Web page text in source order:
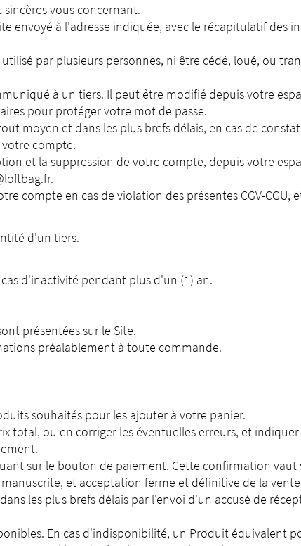
vous concernant.
envoyé à l'adresse indiquée, avec le récapitulatif des
par plusieurs personnes, ni être cédé, loué, ou
à un tiers. Il peut être modifié depuis votre
pour protéger votre mot de passe.
moyen et dans les plus brefs délais, en cas de
compte.
et la suppression de votre compte, depuis votre
compte en cas de violation des présentes CGV-CGU,
d'un tiers.
d'inactivité pendant plus d'un (1) an.
présentées sur le Site.
préalablement à toute commande.
souhaités pour les ajouter à votre panier.
total, ou en corriger les éventuelles erreurs, et
sur le bouton de paiement. Cette confirmation vaut
et acceptation ferme et définitive de la
les plus brefs délais par l'envoi d'un accusé de
En cas d'indisponibilité, un Produit équivalent